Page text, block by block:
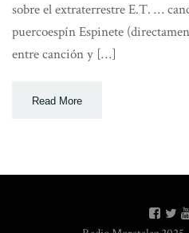
sobre el extraterrestre E.T. …
puercoespín Espinete
entre canción y […]
Read More